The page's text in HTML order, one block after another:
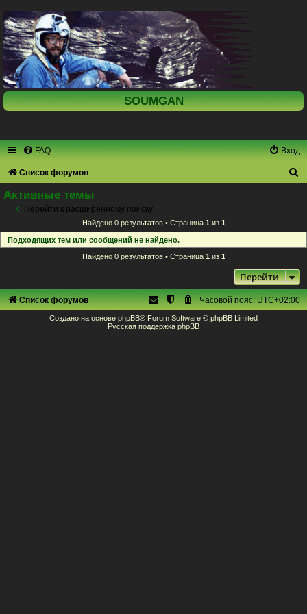
SOUMGAN
FAQ Вход
Список форумов
Активные темы
Перейти к расширенному поиску
Найдено 0 результатов • Страница 1 из 1
Подходящих тем или сообщений не найдено.
Найдено 0 результатов • Страница 1 из 1
Перейти
Список форумов Часовой пояс:UTC+02:00
Создано на основе phpBB® Forum Software © phpBB Limited
Русская поддержка phpBB